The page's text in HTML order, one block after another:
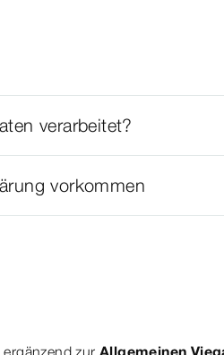
verarbeitet?
vorkommen